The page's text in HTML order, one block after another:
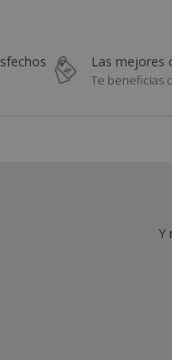
Las mejores
Te beneficias
Y